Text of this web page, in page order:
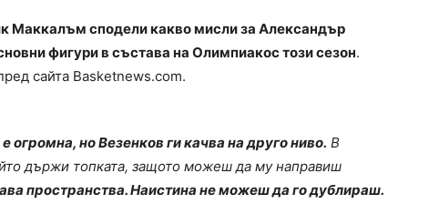
Маккалъм сподели какво мисли за Александър
фигури в състава на Олимпиакос този сезон.
сайта Basketnews.com.
огромна, но Везенков ги качва на друго ниво. В
държи топката, защото можеш да му направиш
пространства. Наистина не можеш да го дублираш.